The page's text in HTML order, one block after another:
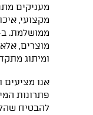
מעניקים
מקצועי,
מוצרים,
ומיתוג
אנו
פתרונות
להבטיח